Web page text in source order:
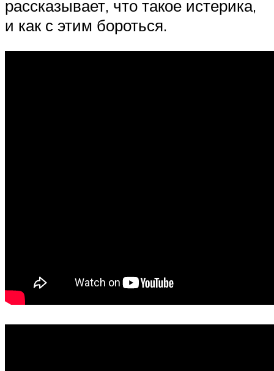
рассказывает, что такое истерика,
и как с этим бороться.